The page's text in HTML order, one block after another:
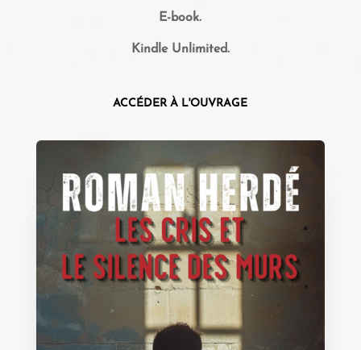
E-book.
Kindle Unlimited.
ACCÉDER À L'OUVRAGE